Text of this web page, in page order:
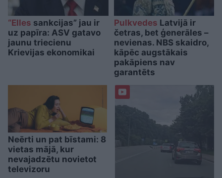
“Elles sankcijas” jau ir
uz papīra: ASV gatavo
jaunu triecienu
Krievijas ekonomikai
Pulkvedes Latvijā ir
četras, bet ģenerāles –
nevienas. NBS skaidro,
kāpēc augstākais
pakāpiens nav
garantēts
Neērti un pat bīstami: 8
vietas mājā, kur
nevajadzētu novietot
televizoru